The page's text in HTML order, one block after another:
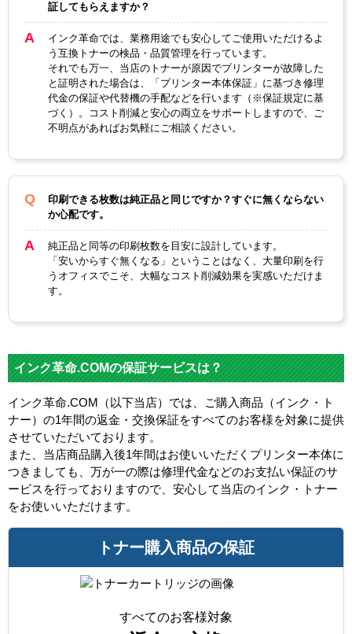
証してもらえますか？
インク革命では、業務用途でも安心してご使用いただけるよ
う互換トナーの検品・品質管理を行っています。
それでも万一、当店のトナーが原因でプリンターが故障した
と証明された場合は、「プリンター本体保証」に基づき修理
代金の保証や代替機の手配などを行います（※保証規定に基
づく）。コスト削減と安心の両立をサポートしますので、ご
不明点があればお気軽にご相談ください。
印刷できる枚数は純正品と同じですか？すぐに無くならない
か心配です。
純正品と同等の印刷枚数を目安に設計しています。
「安いからすぐ無くなる」ということはなく、大量印刷を行
うオフィスでこそ、大幅なコスト削減効果を実感いただけま
す。
インク革命.COMの保証サービスは？
インク革命.COM（以下当店）では、ご購入商品（インク・ト
ナー）の1年間の返金・交換保証をすべてのお客様を対象に提供
させていただいております。
また、当店商品購入後1年間はお使いいただくプリンター本体に
つきましても、万が一の際は修理代金などのお支払い保証のサ
ービスを行っておりますので、安心して当店のインク・トナー
をお使いいただけます。
トナー購入商品の保証
すべてのお客様対象